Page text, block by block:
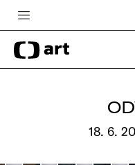
Česká televize
Zpravodajství
18. 6.